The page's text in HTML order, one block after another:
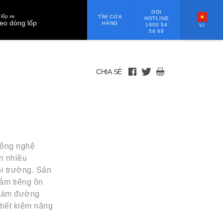
lốp xe
dòng lốp
TÌM CỬA
HÀNG
GỌI
HOTLINE
1900 54
54 68
VI
CHIA SẺ
nghệ
nhiều
trường. Sản
tiếng ồn
đường
kiệm năng